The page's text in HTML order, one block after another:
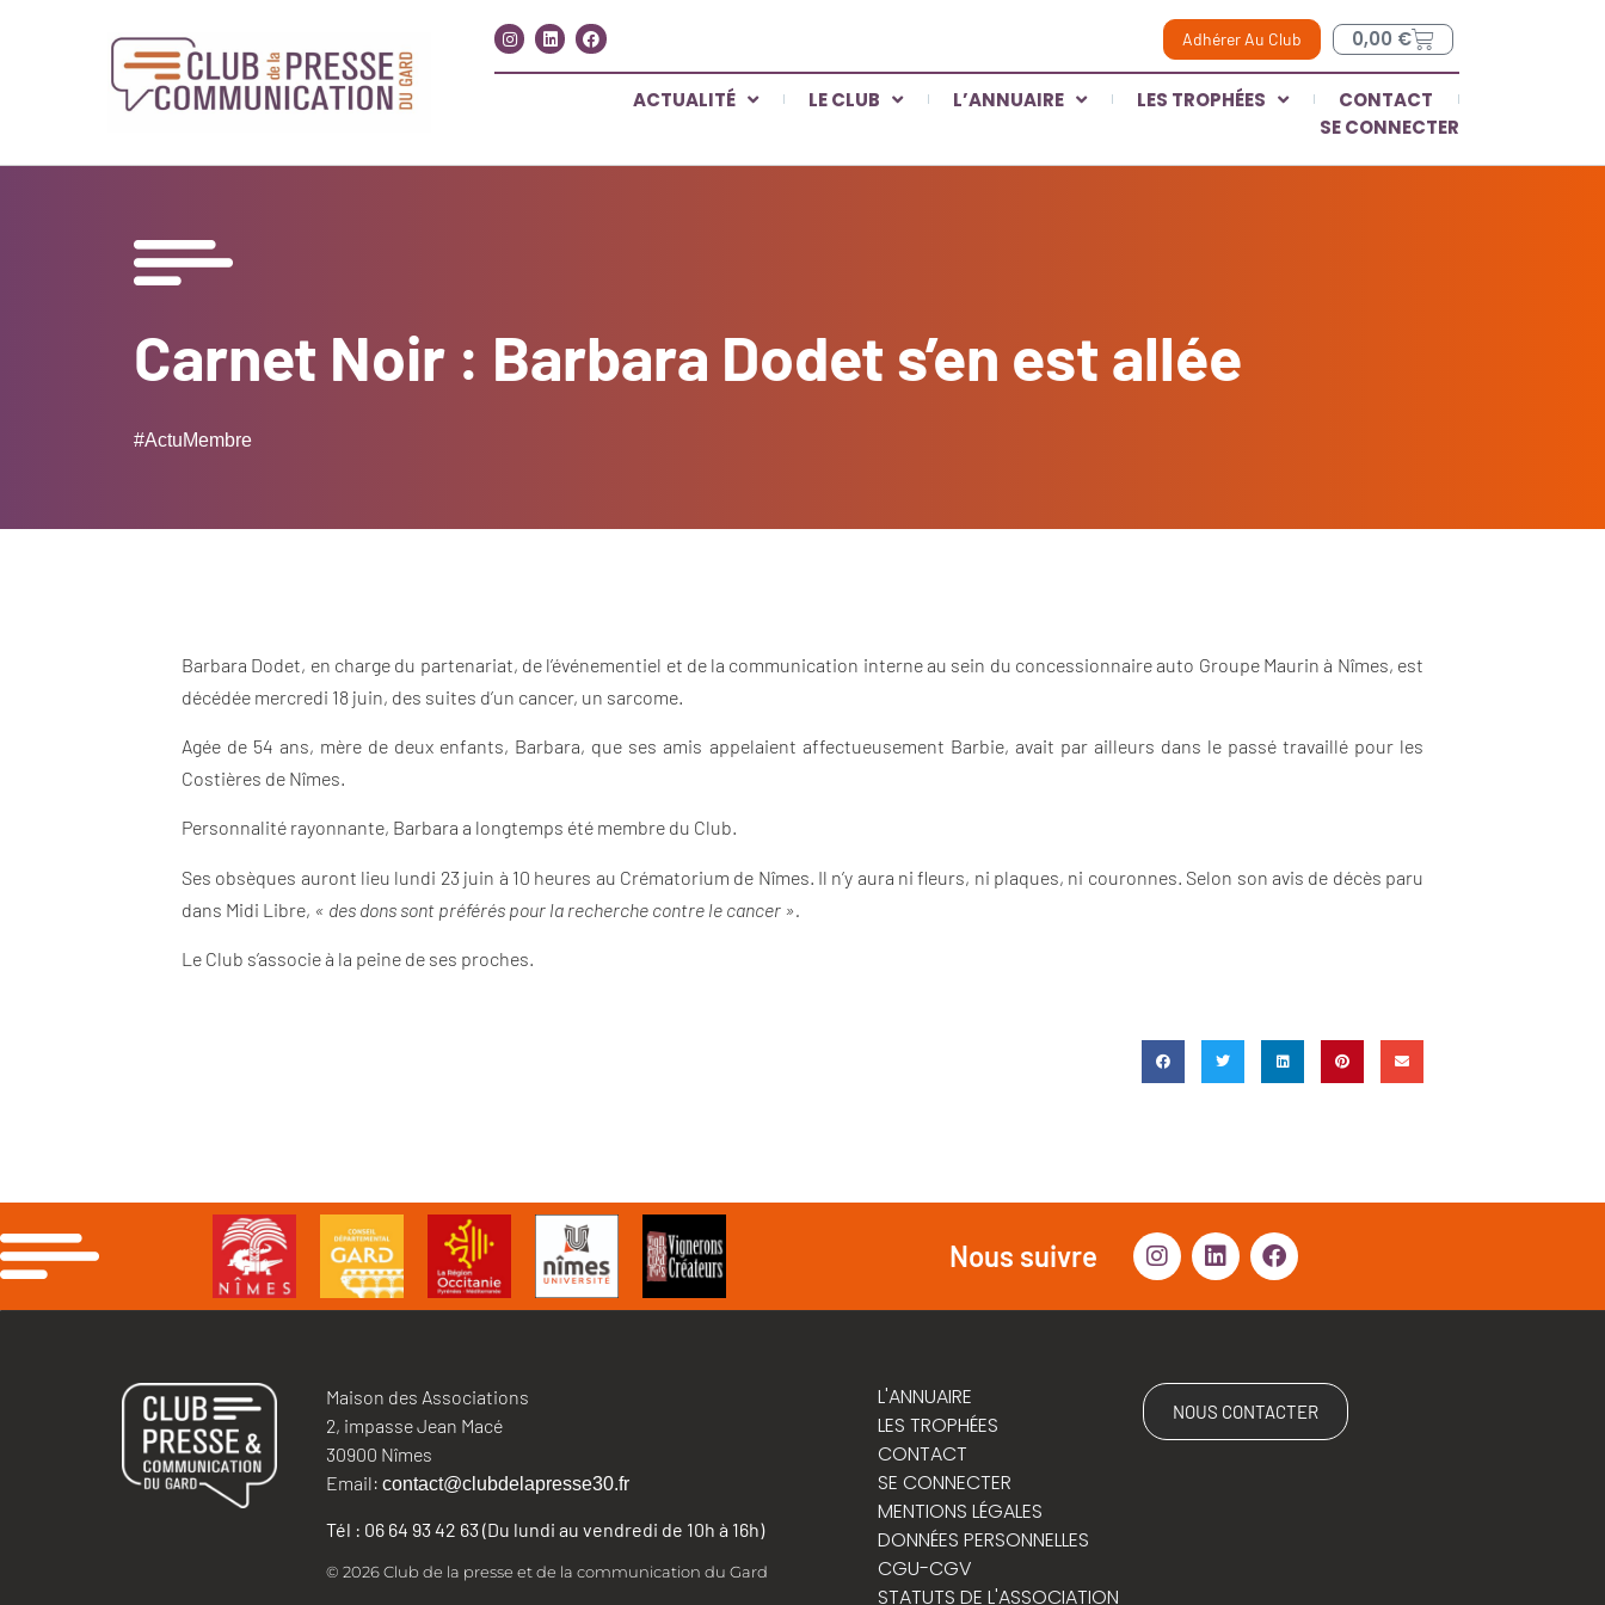
Adhérer Au Club 0,00 €
ACTUALITÉ LE CLUB L’ANNUAIRE LES TROPHÉES
CONTACT
SE CONNECTER
Carnet Noir : Barbara Dodet s’en est allée
#ActuMembre
Barbara Dodet, en charge du partenariat, de l’événementiel et de la communication interne au sein du concessionnaire auto Groupe Maurin à Nîmes, est
décédée mercredi 18 juin, des suites d’un cancer, un sarcome.
Agée de 54 ans, mère de deux enfants, Barbara, que ses amis appelaient affectueusement Barbie, avait par ailleurs dans le passé travaillé pour les
Costières de Nîmes.
Personnalité rayonnante, Barbara a longtemps été membre du Club.
Ses obsèques auront lieu lundi 23 juin à 10 heures au Crématorium de Nîmes. Il n’y aura ni fleurs, ni plaques, ni couronnes. Selon son avis de décès paru
dans Midi Libre, « des dons sont préférés pour la recherche contre le cancer ».
Le Club s’associe à la peine de ses proches.
Nous suivre
Maison des Associations
2, impasse Jean Macé
30900 Nîmes
Email: contact@clubdelapresse30.fr
Tél : 06 64 93 42 63 (Du lundi au vendredi de 10h à 16h)
© 2026 Club de la presse et de la communication du Gard
L'ANNUAIRE
LES TROPHÉES
CONTACT
SE CONNECTER
MENTIONS LÉGALES
DONNÉES PERSONNELLES
CGU-CGV
STATUTS DE L'ASSOCIATION
NOUS CONTACTER